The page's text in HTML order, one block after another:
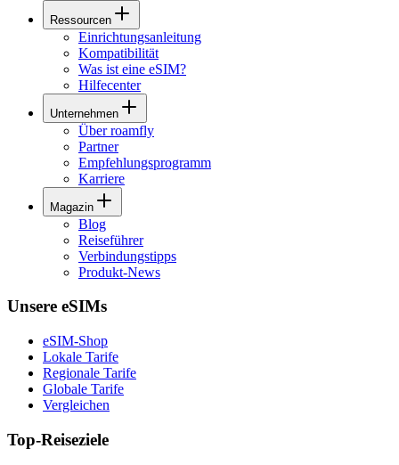
Ressourcen
Einrichtungsanleitung
Kompatibilität
Was ist eine eSIM?
Hilfecenter
Unternehmen
Über roamfly
Partner
Empfehlungsprogramm
Karriere
Magazin
Blog
Reiseführer
Verbindungstipps
Produkt-News
Unsere eSIMs
eSIM-Shop
Lokale Tarife
Regionale Tarife
Globale Tarife
Vergleichen
Top-Reiseziele